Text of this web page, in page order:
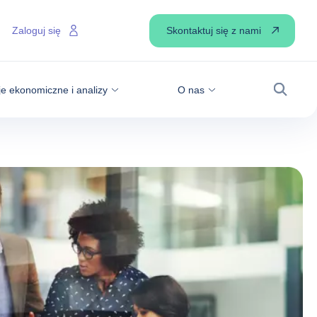
ekonomiczne i analizy O nas
Zaloguj się Skontaktuj się z nami